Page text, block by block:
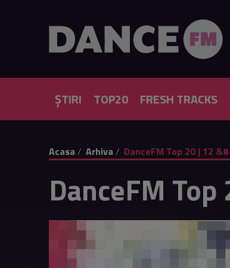
ȘTIRI TOP20 FRESH TRACKS
Acasa Arhiva DanceFM Top 20 | 12
DanceFM